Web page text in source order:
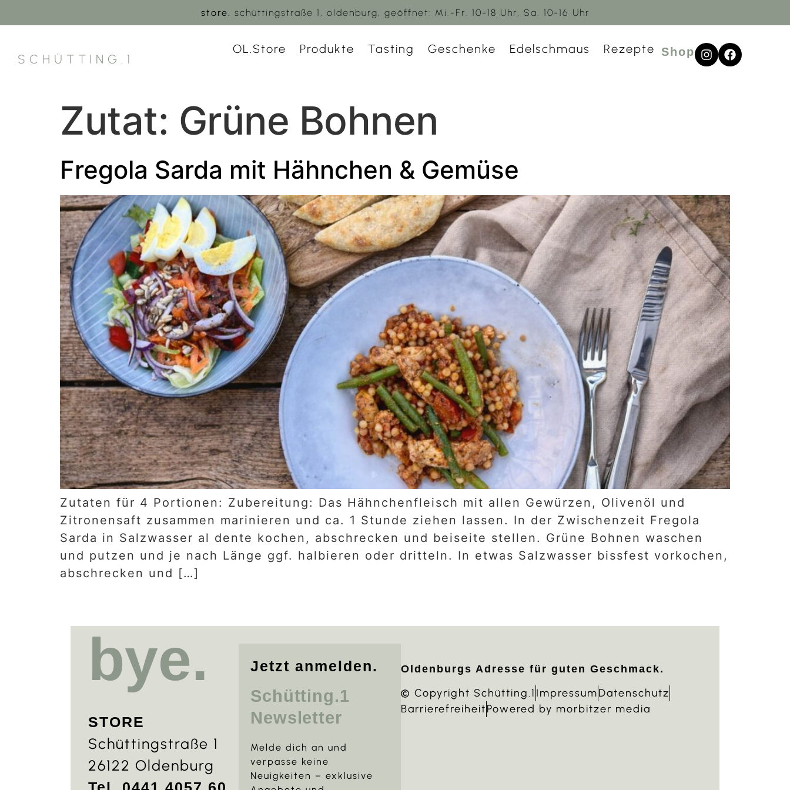
store. schüttingstraße 1, oldenburg, geöffnet: Mi.-Fr. 10-18 Uhr, Sa. 10-16 Uhr
SCHÜTTING.1
OL.Store Produkte Tasting Geschenke Edelschmaus Rezepte Shop
Zutat: Grüne Bohnen
Fregola Sarda mit Hähnchen & Gemüse
Zutaten für 4 Portionen: Zubereitung: Das Hähnchenfleisch mit allen Gewürzen, Olivenöl und
Zitronensaft zusammen marinieren und ca. 1 Stunde ziehen lassen. In der Zwischenzeit Fregola
Sarda in Salzwasser al dente kochen, abschrecken und beiseite stellen. Grüne Bohnen waschen
und putzen und je nach Länge ggf. halbieren oder dritteln. In etwas Salzwasser bissfest vorkochen,
abschrecken und […]
bye.
STORE
Schüttingstraße 1
26122 Oldenburg
Jetzt anmelden.
Schütting.1
Newsletter
Melde dich an und
verpasse keine
Neuigkeiten – exklusive
Oldenburgs Adresse für guten Geschmack.
Copyright Schütting.1 ImpressumDatenschutz
BarrierefreiheitPowered by morbitzer media